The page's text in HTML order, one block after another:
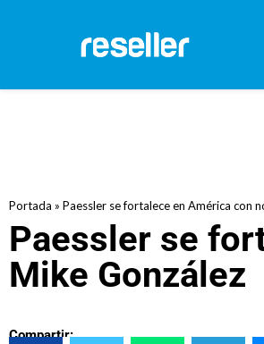
Portada » Paessler se fortalece en América con
Paessler se
Mike González
Compartir: